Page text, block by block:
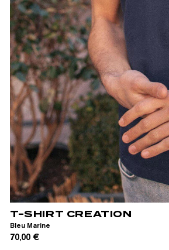
T-SHIRT CREATION
Bleu Marine
70,00 €
S XL